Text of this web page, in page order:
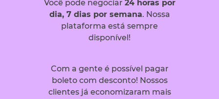
Você pode negociar 24 horas por
dia, 7 dias por semana. Nossa
plataforma está sempre
disponível!
Com a gente é possível pagar
boleto com desconto! Nossos
clientes já economizaram mais